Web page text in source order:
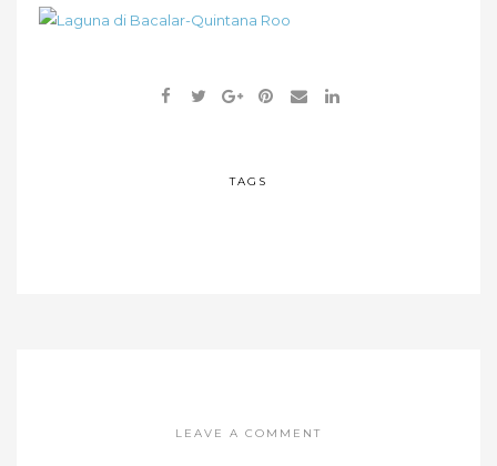
TAGS
LEAVE A COMMENT